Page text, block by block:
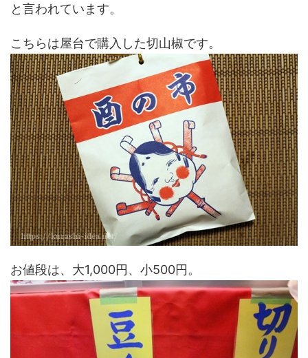
と言われています。
こちらは屋台で購入した切山椒です。
お値段は、大1,000円、小500円。